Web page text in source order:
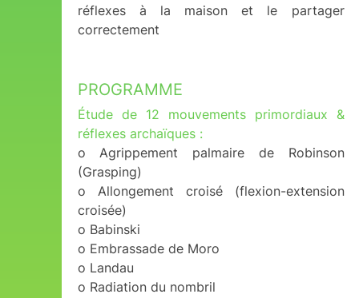
réflexes à la maison et le partager
correctement
PROGRAMME
Étude de 12 mouvements primordiaux &
réflexes archaïques :
o Agrippement palmaire de Robinson
(Grasping)
o Allongement croisé (flexion-extension
croisée)
o Babinski
o Embrassade de Moro
o Landau
o Radiation du nombril